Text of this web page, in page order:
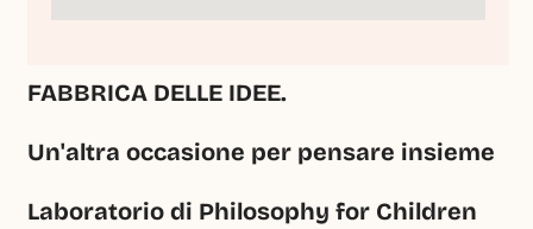
FABBRICA DELLE IDEE.
Un'altra occasione per pensare insieme
Laboratorio di Philosophy for Children